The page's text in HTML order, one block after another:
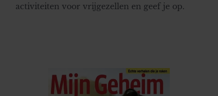
activiteiten voor vrijgezellen en geef je op.